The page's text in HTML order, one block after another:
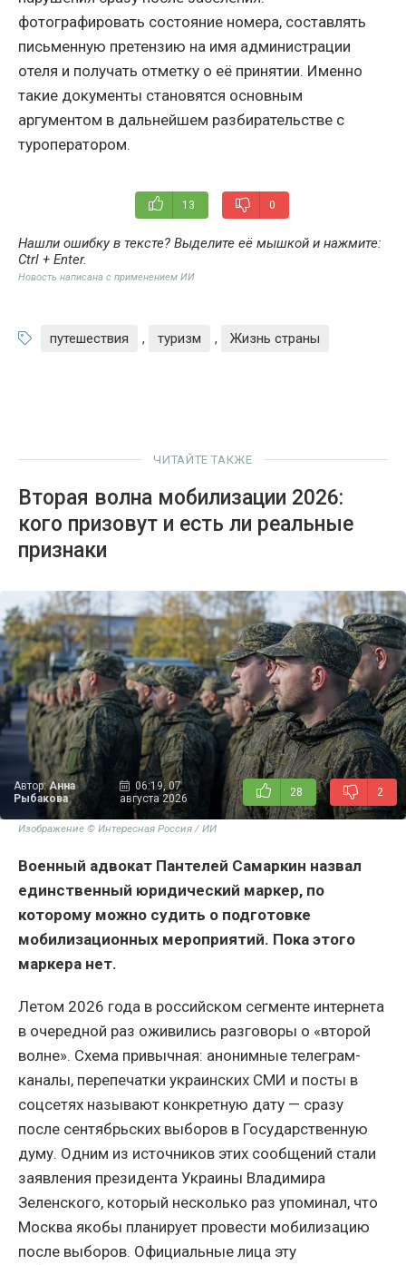
фотографировать состояние номера, составлять
письменную претензию на имя администрации
отеля и получать отметку о её принятии. Именно
такие документы становятся основным
аргументом в дальнейшем разбирательстве с
туроператором.
13 0
Нашли ошибку в тексте? Выделите её мышкой и нажмите:
Ctrl + Enter.
Новость написана с применением ИИ
путешествия , туризм , Жизнь страны
ЧИТАЙТЕ ТАКЖЕ
Вторая волна мобилизации 2026:
кого призовут и есть ли реальные
признаки
Автор:Анна
Рыбакова
06:19, 07
августа 2026
28 2
Изображение © Интересная Россия / ИИ
Военный адвокат Пантелей Самаркин назвал
единственный юридический маркер, по
которому можно судить о подготовке
мобилизационных мероприятий. Пока этого
маркера нет.
Летом 2026 года в российском сегменте интернета
в очередной раз оживились разговоры о «второй
волне». Схема привычная: анонимные телеграм-
каналы, перепечатки украинских СМИ и посты в
соцсетях называют конкретную дату — сразу
после сентябрьских выборов в Государственную
думу. Одним из источников этих сообщений стали
заявления президента Украины Владимира
Зеленского, который несколько раз упоминал, что
Москва якобы планирует провести мобилизацию
после выборов. Официальные лица эту